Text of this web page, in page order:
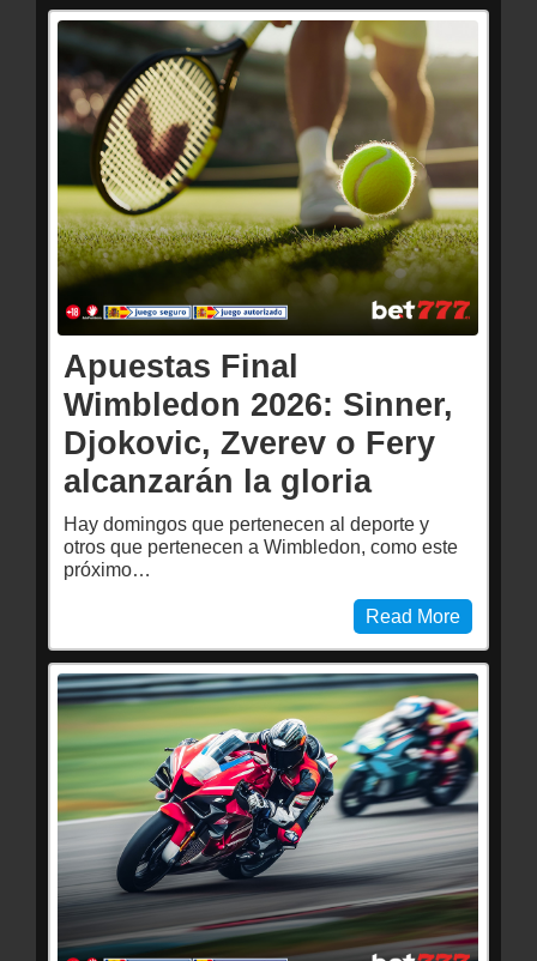
Apuestas Final
Wimbledon 2026: Sinner,
Djokovic, Zverev o Fery
alcanzarán la gloria
Hay domingos que pertenecen al deporte y
otros que pertenecen a Wimbledon, como este
próximo…
Read More